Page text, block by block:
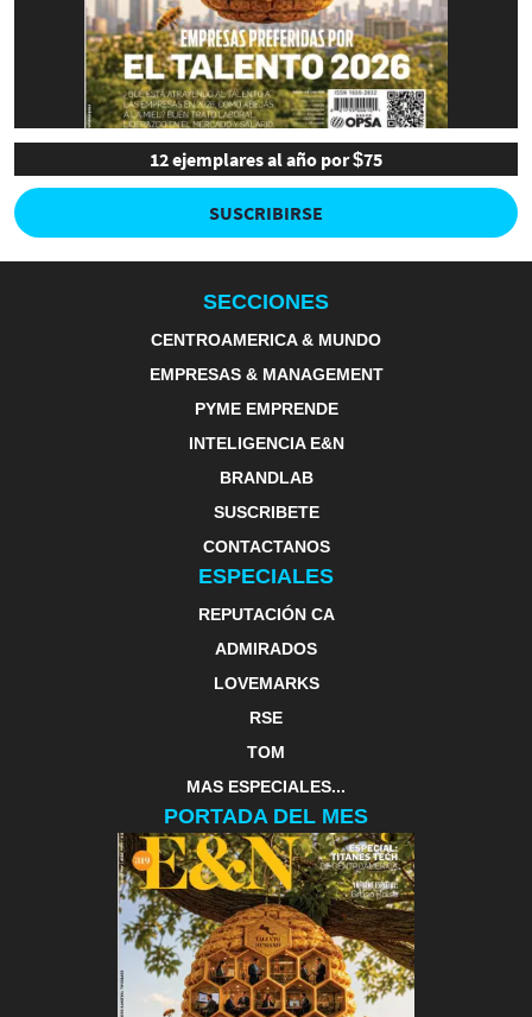
12 ejemplares al año por $75
SUSCRIBIRSE
SECCIONES
CENTROAMERICA & MUNDO
EMPRESAS & MANAGEMENT
PYME EMPRENDE
INTELIGENCIA E&N
BRANDLAB
SUSCRIBETE
CONTACTANOS
ESPECIALES
REPUTACIÓN CA
ADMIRADOS
LOVEMARKS
RSE
TOM
MAS ESPECIALES...
PORTADA DEL MES